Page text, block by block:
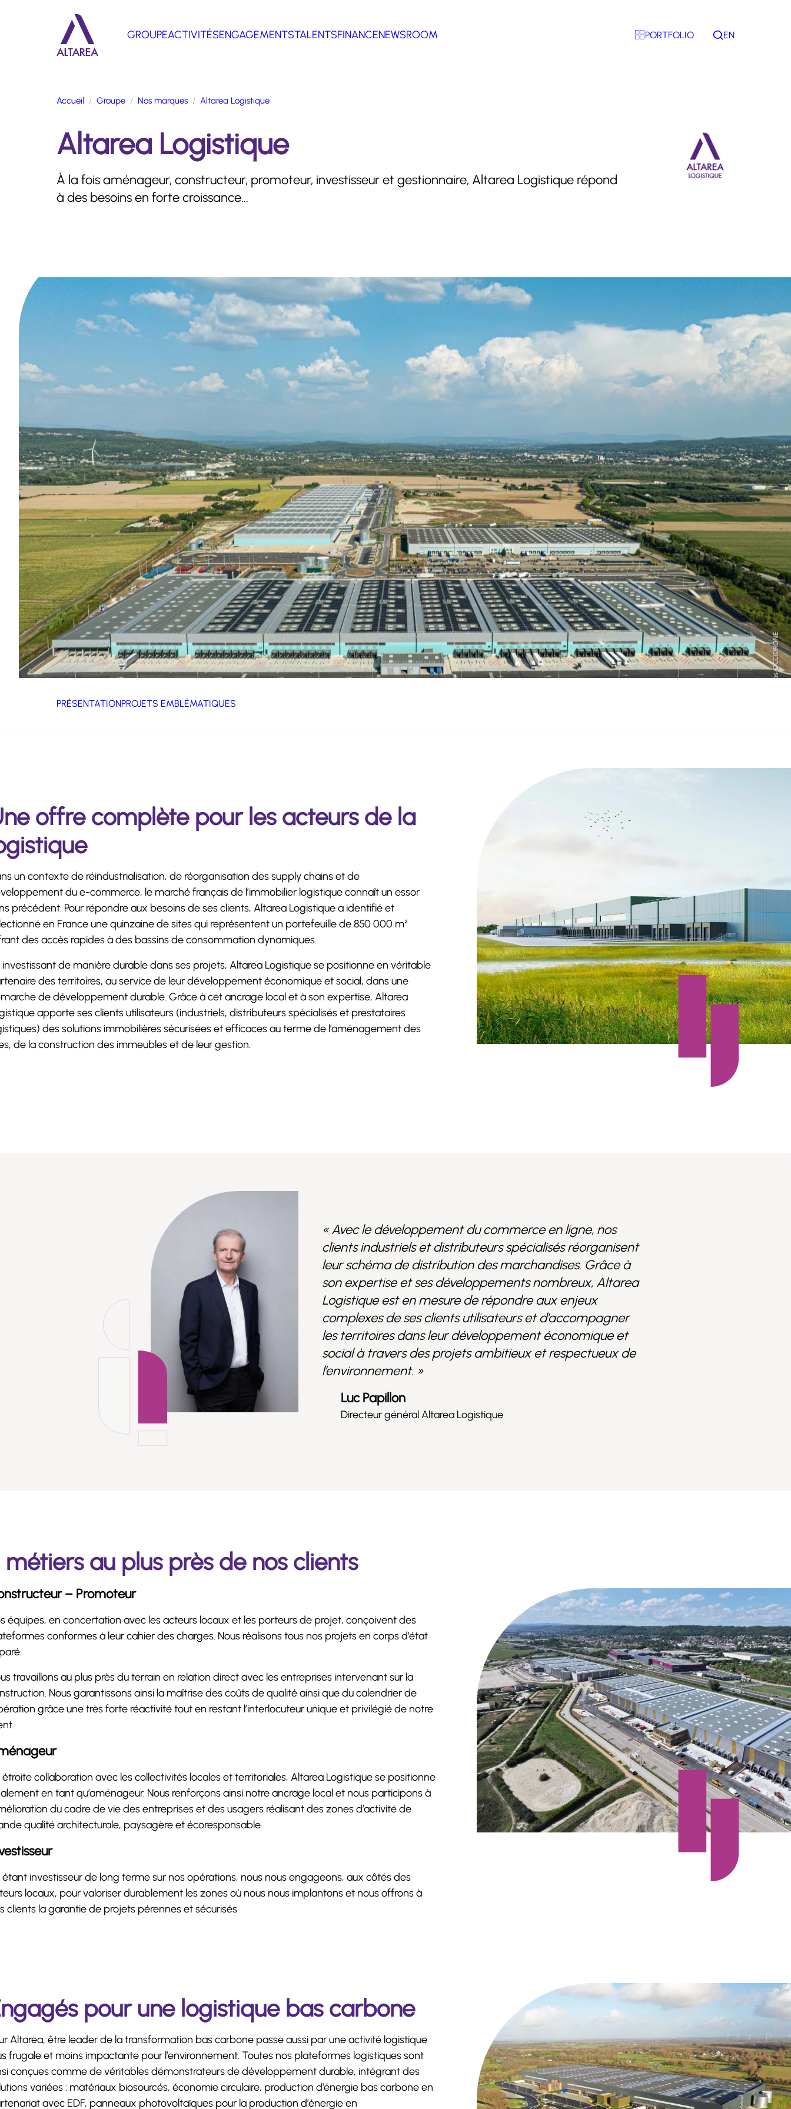
GROUPEACTIVITÉSENGAGEMENTSTALENTSFINANCENEWSROOM PORTFOLIO Rechercher
EN
Accueil Groupe Nos marques Altarea Logistique
Altarea Logistique
À la fois aménageur, constructeur, promoteur, investisseur et gestionnaire, Altarea Logistique répond
à des besoins en forte croissance...
PRÉSENTATIONPROJETS EMBLÉMATIQUES
offre complète pour les acteurs de la
un contexte de réindustrialisation, de réorganisation des supply chains et de
du e-commerce, le marché français de l’immobilier logistique connaît un essor
précédent. Pour répondre aux besoins de ses clients, Altarea Logistique a identifié et
en France une quinzaine de sites qui représentent un portefeuille de 850 000 m²
des accès rapides à des bassins de consommation dynamiques.
investissant de manière durable dans ses projets, Altarea Logistique se positionne en véritable
des territoires, au service de leur développement économique et social, dans une
de développement durable. Grâce à cet ancrage local et à son expertise, Altarea
apporte ses clients utilisateurs (industriels, distributeurs spécialisés et prestataires
des solutions immobilières sécurisées et efficaces au terme de l’aménagement des
de la construction des immeubles et de leur gestion.
« Avec le développement du commerce en ligne, nos
clients industriels et distributeurs spécialisés réorganisent
leur schéma de distribution des marchandises. Grâce à
son expertise et ses développements nombreux, Altarea
Logistique est en mesure de répondre aux enjeux
complexes de ses clients utilisateurs et d’accompagner
les territoires dans leur développement économique et
social à travers des projets ambitieux et respectueux de
l’environnement. »
Luc Papillon
Directeur général Altarea Logistique
métiers au plus près de nos clients
– Promoteur
équipes, en concertation avec les acteurs locaux et les porteurs de projet, conçoivent des
conformes à leur cahier des charges. Nous réalisons tous nos projets en corps d’état
travaillons au plus près du terrain en relation direct avec les entreprises intervenant sur la
Nous garantissons ainsi la maîtrise des coûts de qualité ainsi que du calendrier de
grâce une très forte réactivité tout en restant l’interlocuteur unique et privilégié de notre
étroite collaboration avec les collectivités locales et territoriales, Altarea Logistique se positionne
en tant qu’aménageur. Nous renforçons ainsi notre ancrage local et nous participons à
du cadre de vie des entreprises et des usagers réalisant des zones d’activité de
qualité architecturale, paysagère et écoresponsable
étant investisseur de long terme sur nos opérations, nous nous engageons, aux côtés des
locaux, pour valoriser durablement les zones où nous nous implantons et nous offrons à
clients la garantie de projets pérennes et sécurisés
pour une logistique bas carbone
Altarea, être leader de la transformation bas carbone passe aussi par une activité logistique
frugale et moins impactante pour l’environnement. Toutes nos plateformes logistiques sont
conçues comme de véritables démonstrateurs de développement durable, intégrant des
variées : matériaux biosourcés, économie circulaire, production d’énergie bas carbone en
avec EDF, panneaux photovoltaïques pour la production d’énergie en